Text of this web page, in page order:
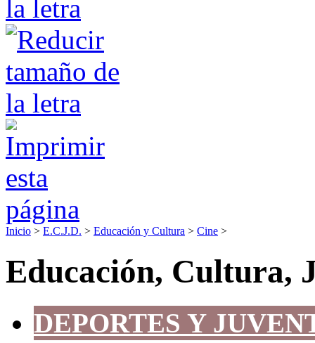
Inicio > E.C.J.D. > Educación y Cultura > Cine >
Educación, Cultura,
DEPORTES Y